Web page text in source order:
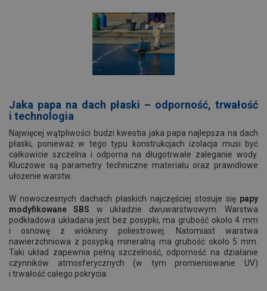
Jaka papa na dach płaski – odporność, trwałość
i technologia
Najwięcej wątpliwości budzi kwestia jaka papa najlepsza na dach
płaski, ponieważ w tego typu konstrukcjach izolacja musi być
całkowicie szczelna i odporna na długotrwałe zaleganie wody.
Kluczowe są parametry techniczne materiału oraz prawidłowe
ułożenie warstw.
W nowoczesnych dachach płaskich najczęściej stosuje się papy
modyfikowane SBS w układzie dwuwarstwowym. Warstwa
podkładowa układana jest bez posypki, ma grubość około 4 mm
i osnowę z włókniny poliestrowej. Natomiast warstwa
nawierzchniowa z posypką mineralną ma grubość około 5 mm.
Taki układ zapewnia pełną szczelność, odporność na działanie
czynników atmosferycznych (w tym promieniowanie UV)
i trwałość całego pokrycia.